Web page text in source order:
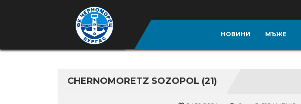
НОВИНИ МЪЖЕ
CHERNOMORETZ SOZOPOL (21)